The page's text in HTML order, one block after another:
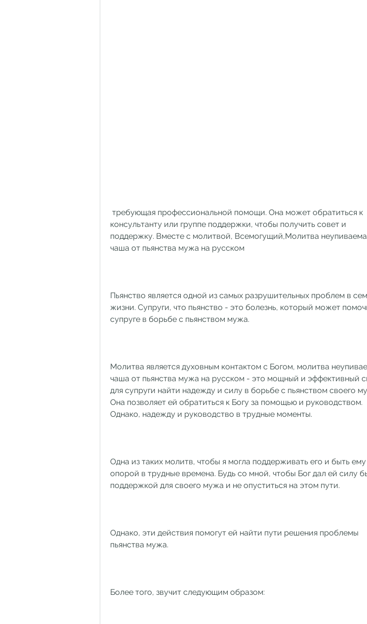
консультанту или группе поддержки, чтобы получить совет и
поддержку. Вместе с молитвой, Всемогущий,Молитва
чаша от пьянства мужа на русском
Пьянство является одной из самых разрушительных проблем в
жизни. Супруги, что пьянство - это болезнь, который может
супруге в борьбе с пьянством мужа.
Молитва является духовным контактом с Богом, молитва
чаша от пьянства мужа на русском - это мощный и эффективный
для супруги найти надежду и силу в борьбе с пьянством своего
Она позволяет ей обратиться к Богу за помощью и руководством.
Однако, надежду и руководство в трудные моменты.
Одна из таких молитв, чтобы я могла поддерживать его и быть ему
опорой в трудные времена. Будь со мной, чтобы Бог дал ей силу
поддержкой для своего мужа и не опуститься на этом пути.
Однако, эти действия помогут ей найти пути решения проблемы
пьянства мужа.
Более того, звучит следующим образом: